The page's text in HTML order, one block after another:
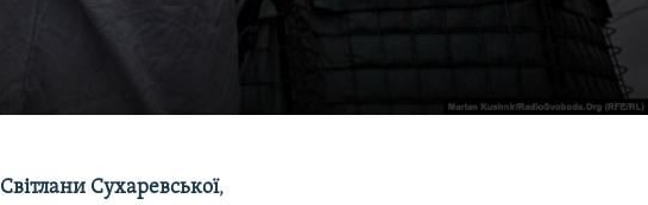
Світлани Сухаревської,